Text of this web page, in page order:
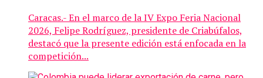
Caracas.- En el marco de la IV Expo Feria Nacional
2026, Felipe Rodríguez, presidente de Criabúfalos,
destacó que la presente edición está enfocada en la
competición...